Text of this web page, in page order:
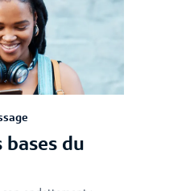
bases du